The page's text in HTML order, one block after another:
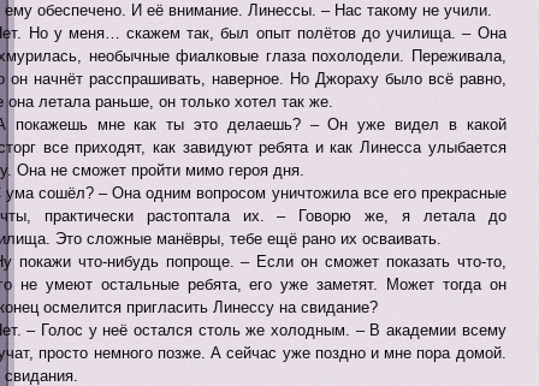
обеспечено. И её внимание. Линессы. – Нас такому не учили.
Но у меня… скажем так, был опыт полётов до училища. – Она
необычные фиалковые глаза похолодели. Переживала,
он начнёт расспрашивать, наверное. Но Джораху было всё равно,
она летала раньше, он только хотел так же.
покажешь мне как ты это делаешь? – Он уже видел в какой
все приходят, как завидуют ребята и как Линесса улыбается
Она не сможет пройти мимо героя дня.
ума сошёл? – Она одним вопросом уничтожила все его прекрасные
практически растоптала их. – Говорю же, я летала до
Это сложные манёвры, тебе ещё рано их осваивать.
покажи что-нибудь попроще. – Если он сможет показать что-то,
не умеют остальные ребята, его уже заметят. Может тогда он
осмелится пригласить Линессу на свидание?
– Голос у неё остался столь же холодным. – В академии всему
просто немного позже. А сейчас уже поздно и мне пора домой.